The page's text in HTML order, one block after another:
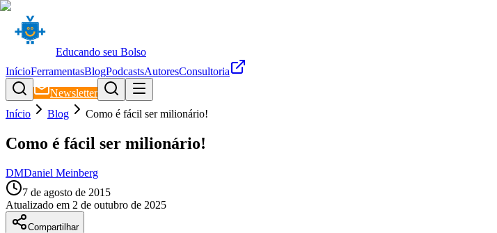
Educando seu Bolso
InícioFerramentasBlogPodcastsAutoresConsultoria
Newsletter
Início
Blog Como é fácil ser milionário!
Como é fácil ser milionário!
DMDaniel Meinberg
7 de agosto de 2015
Atualizado em 2 de outubro de 2025
Compartilhar